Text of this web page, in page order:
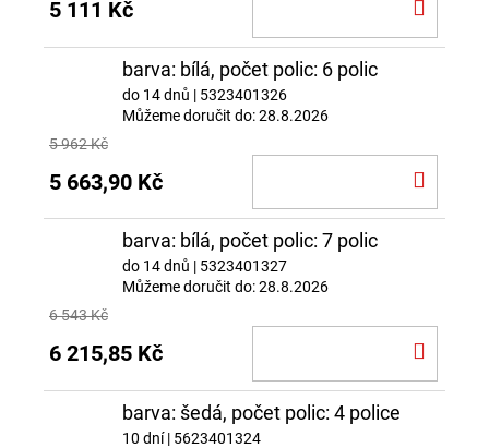
5 111 Kč
barva: bílá, počet polic: 6 polic
do 14 dnů | 5323401326
Můžeme doručit do:28.8.2026
5 962 Kč
5 663,90 Kč
barva: bílá, počet polic: 7 polic
do 14 dnů | 5323401327
Můžeme doručit do:28.8.2026
6 543 Kč
6 215,85 Kč
barva: šedá, počet polic: 4 police
10 dní| 5623401324